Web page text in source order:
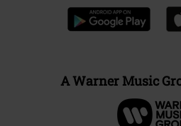
A Warner Music